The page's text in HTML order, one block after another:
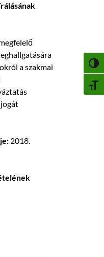
a szakmai
2018.